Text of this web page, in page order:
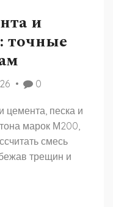
и
точные
0
цемента, песка и
марок М200,
смесь
трещин и